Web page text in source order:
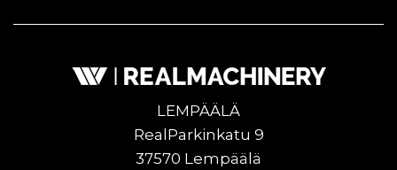
LEMPÄÄLÄ
RealParkinkatu 9
37570 Lempäälä